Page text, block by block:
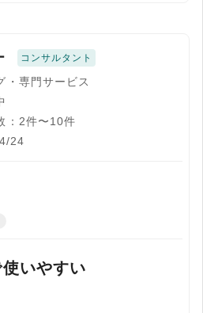
コンサルタント
・専門サービス
：2件〜10件
24
いやすい